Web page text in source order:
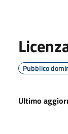
Pubblico
Ultimo